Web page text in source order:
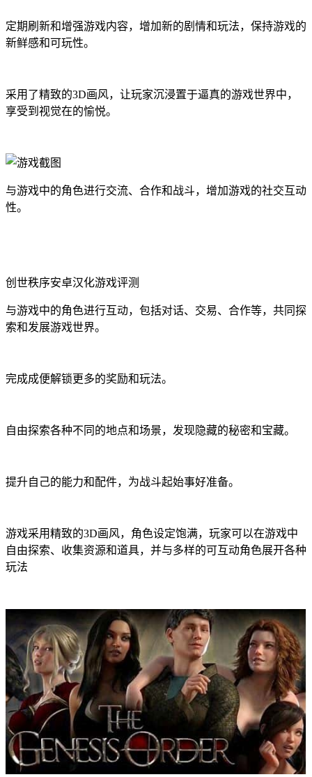
定期刷新和增强游戏内容，增加新的剧情和玩法，保持游戏的
新鲜感和可玩性。
采用了精致的3D画风，让玩家沉浸置于逼真的游戏世界中，
享受到视觉在的愉悦。
与游戏中的角色进行交流、合作和战斗，增加游戏的社交互动
性。
创世秩序安卓汉化游戏评测
与游戏中的角色进行互动，包括对话、交易、合作等，共同探
索和发展游戏世界。
完成成便解锁更多的奖励和玩法。
自由探索各种不同的地点和场景，发现隐藏的秘密和宝藏。
提升自己的能力和配件，为战斗起始事好准备。
游戏采用精致的3D画风，角色设定饱满，玩家可以在游戏中
自由探索、收集资源和道具，并与多样的可互动角色展开各种
玩法